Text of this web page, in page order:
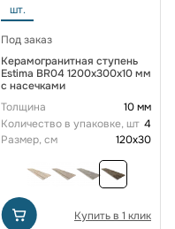
шт.
Под заказ
Керамогранитная ступень
Estima BR04 1200x300x10 мм
с насечками
Толщина
10 мм
Количество в упаковке, шт 4
Размер, см
120x30
Купить в 1 клик